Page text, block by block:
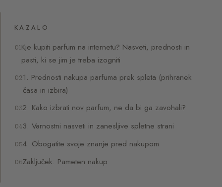
KAZALO
Kje kupiti parfum na internetu? Nasveti, prednosti in
pasti, ki se jim je treba izogniti
1. Prednosti nakupa parfuma prek spleta (prihranek
časa in izbira)
2. Kako izbrati nov parfum, ne da bi ga zavohali?
3. Varnostni nasveti in zanesljive spletne strani
4. Obogatite svoje znanje pred nakupom
Zaključek: Pameten nakup